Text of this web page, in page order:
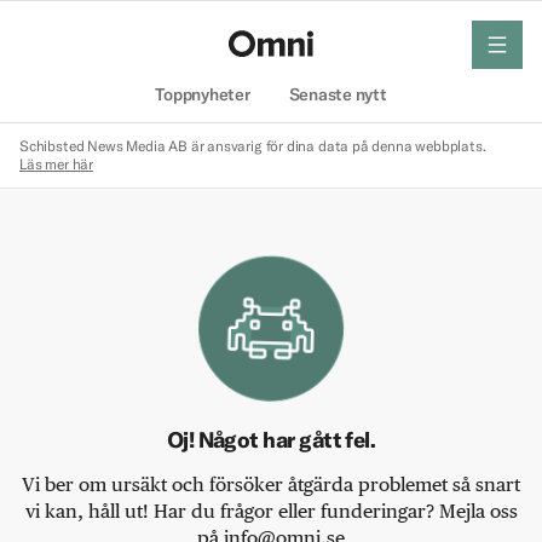
Toppnyheter Senaste nytt
meny
Schibsted News Media AB är ansvarig för dina data på denna webbplats.
Läs mer här
Oj! Något har gått fel.
Vi ber om ursäkt och försöker åtgärda problemet så snart
vi kan, håll ut! Har du frågor eller funderingar? Mejla oss